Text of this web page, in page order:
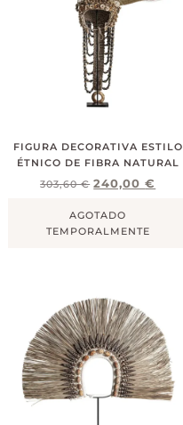
FIGURA DECORATIVA ESTILO
ÉTNICO DE FIBRA NATURAL
303,60€ 240,00€
AGOTADO
TEMPORALMENTE